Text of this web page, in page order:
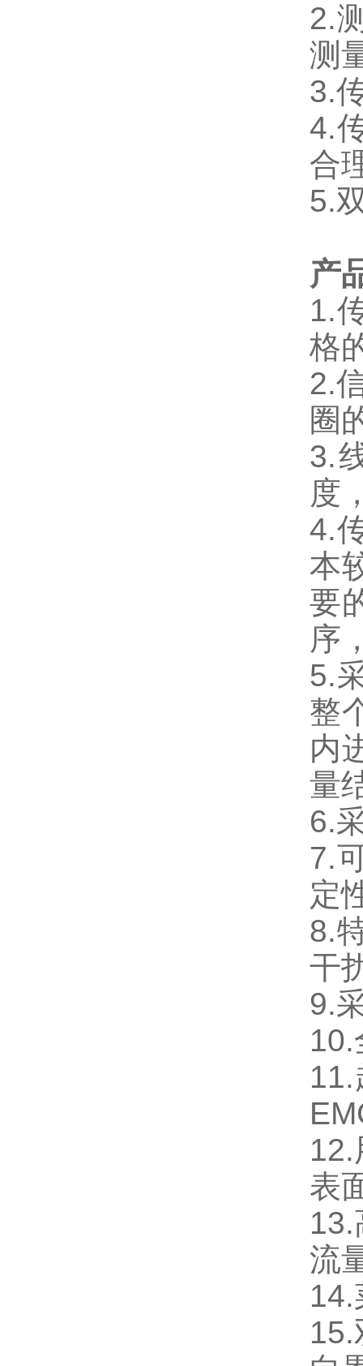
2.
测
3.
4.
合
5.
产
1.
格
2.
圈
3.
度
4.
本
要
序
5.
整
内
量
6.
7.
定
8.
干
9.
10.
11.
12.
表
13.
流
14.
15.